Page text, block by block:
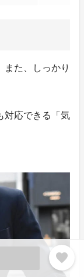
favorite
た、しっかり
対応できる「気